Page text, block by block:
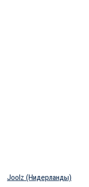
Joolz (Нидерланды)